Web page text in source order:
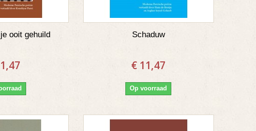
ooit gehuild Schaduw
€ 11,47
Op voorraad